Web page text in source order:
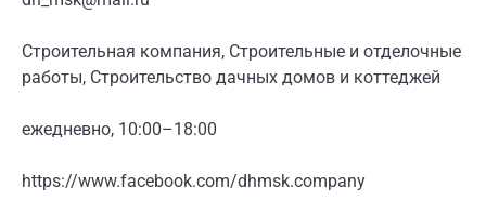
Строительная компания, Строительные и отделочные
работы, Строительство дачных домов и коттеджей
ежедневно, 10:00–18:00
https://www.facebook.com/dhmsk.company